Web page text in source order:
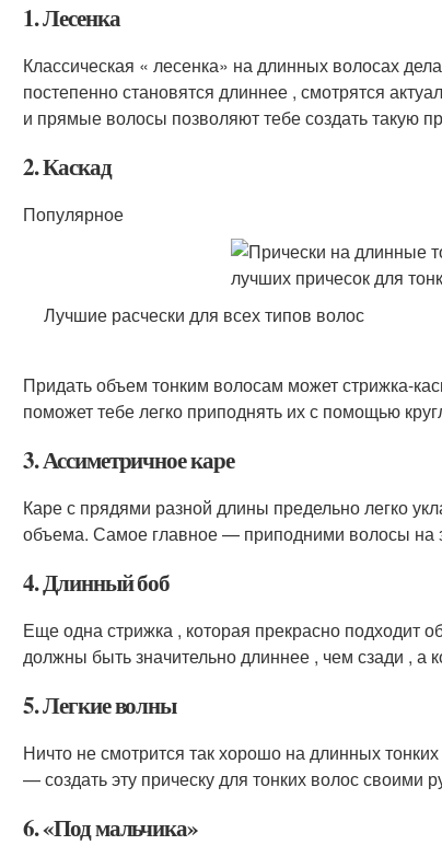
1. Лесенка
Классическая « лесенка» на длинных волосах
постепенно становятся длиннее , смотрятся
и прямые волосы позволяют тебе создать такую
2. Каскад
Популярное
Лучшие расчески для всех типов волос
Придать объем тонким волосам может стрижка-
поможет тебе легко приподнять их с помощью
3. Ассиметричное каре
Каре с прядями разной длины предельно легко
объема. Самое главное — приподними волосы на
4. Длинный боб
Еще одна стрижка , которая прекрасно подходит
должны быть значительно длиннее , чем сзади , а
5. Легкие волны
Ничто не смотрится так хорошо на длинных
— создать эту прическу для тонких волос
6. «Под мальчика»